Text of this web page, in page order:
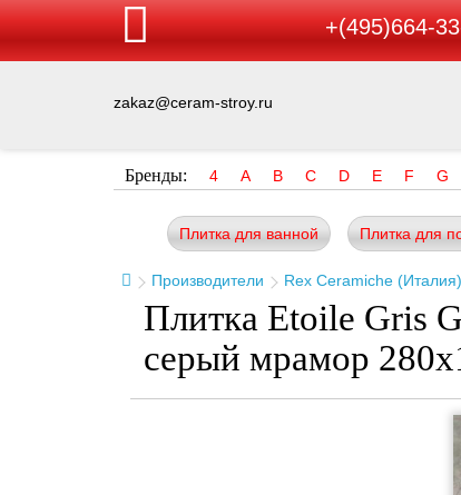
+(495)664-
zakaz@ceram-stroy.ru
Бренды: 4 A B C D E F G
Плитка для ванной Плитка для
Производители Rex Ceramiche (Италия)
Плитка Etoile Gris
серый мрамор